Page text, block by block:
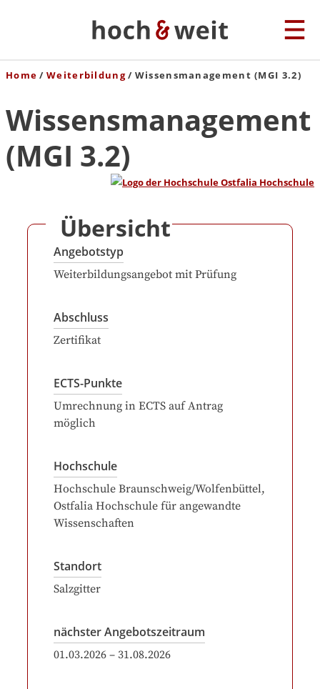
Home Weiterbildung Wissensmanagement (MGI 3.2)
Wissensmanagement
(MGI 3.2)
Übersicht
Angebotstyp
Weiterbildungsangebot mit Prüfung
Abschluss
Zertifikat
ECTS-Punkte
Umrechnung in ECTS auf Antrag
möglich
Hochschule
Hochschule Braunschweig/Wolfenbüttel,
Ostfalia Hochschule für angewandte
Wissenschaften
Standort
Salzgitter
nächster Angebotszeitraum
01.03.2026 – 31.08.2026